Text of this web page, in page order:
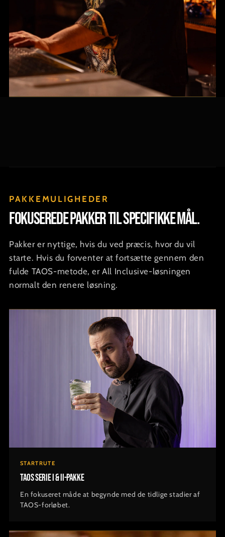
PAKKEMULIGHEDER
Fokuserede pakker til specifikke mål.
Pakker er nyttige, hvis du ved præcis, hvor du vil
starte. Hvis du forventer at fortsætte gennem den
fulde TAOS-metode, er All Inclusive-løsningen
normalt den renere løsning.
STARTRUTE
TAOS Serie I & II-pakke
En fokuseret måde at begynde med de tidlige stadier af
TAOS-forløbet.